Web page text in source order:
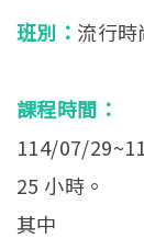
班別： 流行
課程時間：
114/07/
25 小時。
其中